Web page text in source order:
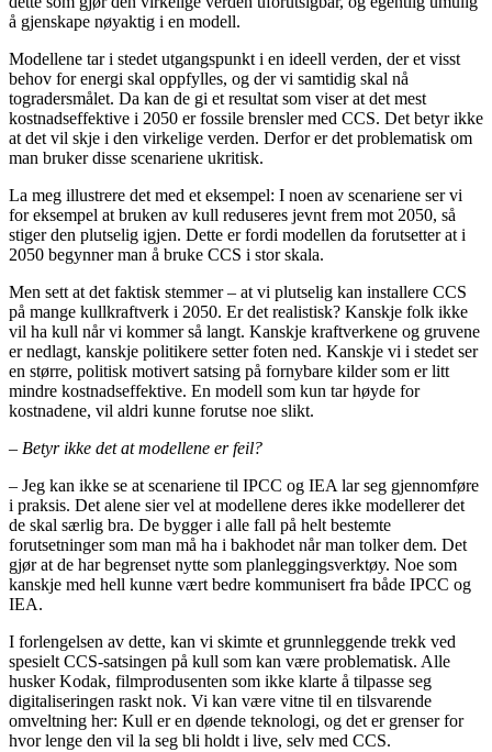
å gjenskape nøyaktig i en modell.
Modellene tar i stedet utgangspunkt i en ideell verden, der et visst
behov for energi skal oppfylles, og der vi samtidig skal nå
togradersmålet. Da kan de gi et resultat som viser at det mest
kostnadseffektive i 2050 er fossile brensler med CCS. Det betyr ikke
at det vil skje i den virkelige verden. Derfor er det problematisk om
man bruker disse scenariene ukritisk.
La meg illustrere det med et eksempel: I noen av scenariene ser vi
for eksempel at bruken av kull reduseres jevnt frem mot 2050, så
stiger den plutselig igjen. Dette er fordi modellen da forutsetter at i
2050 begynner man å bruke CCS i stor skala.
Men sett at det faktisk stemmer – at vi plutselig kan installere CCS
på mange kullkraftverk i 2050. Er det realistisk? Kanskje folk ikke
vil ha kull når vi kommer så langt. Kanskje kraftverkene og gruvene
er nedlagt, kanskje politikere setter foten ned. Kanskje vi i stedet ser
en større, politisk motivert satsing på fornybare kilder som er litt
mindre kostnadseffektive. En modell som kun tar høyde for
kostnadene, vil aldri kunne forutse noe slikt.
– Betyr ikke det at modellene er feil?
– Jeg kan ikke se at scenariene til IPCC og IEA lar seg gjennomføre
i praksis. Det alene sier vel at modellene deres ikke modellerer det
de skal særlig bra. De bygger i alle fall på helt bestemte
forutsetninger som man må ha i bakhodet når man tolker dem. Det
gjør at de har begrenset nytte som planleggingsverktøy. Noe som
kanskje med hell kunne vært bedre kommunisert fra både IPCC og
IEA.
I forlengelsen av dette, kan vi skimte et grunnleggende trekk ved
spesielt CCS-satsingen på kull som kan være problematisk. Alle
husker Kodak, filmprodusenten som ikke klarte å tilpasse seg
digitaliseringen raskt nok. Vi kan være vitne til en tilsvarende
omveltning her: Kull er en døende teknologi, og det er grenser for
hvor lenge den vil la seg bli holdt i live, selv med CCS.